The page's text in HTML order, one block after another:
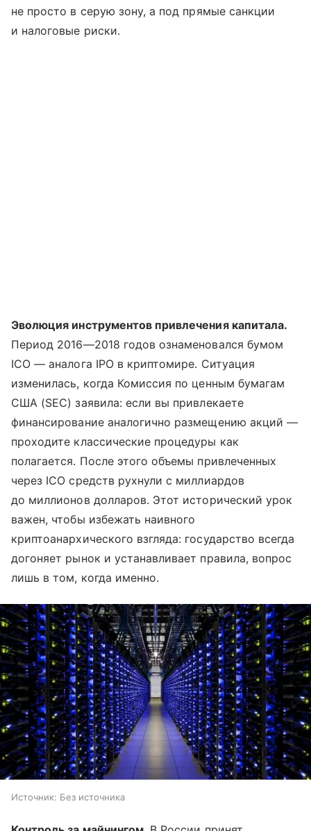
не просто в серую зону, а под прямые санкции
и налоговые риски.
Эволюция инструментов привлечения капитала.
Период 2016—2018 годов ознаменовался бумом
ICO — аналога IPO в криптомире. Ситуация
изменилась, когда Комиссия по ценным бумагам
США (SEC) заявила: если вы привлекаете
финансирование аналогично размещению акций —
проходите классические процедуры как
полагается. После этого объемы привлеченных
через ICO средств рухнули с миллиардов
до миллионов долларов. Этот исторический урок
важен, чтобы избежать наивного
криптоанархического взгляда: государство всегда
догоняет рынок и устанавливает правила, вопрос
лишь в том, когда именно.
Источник: Без источника